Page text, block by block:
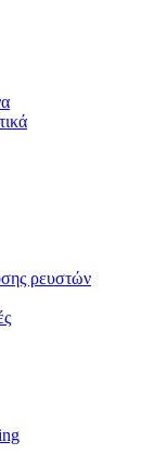
ρευστών